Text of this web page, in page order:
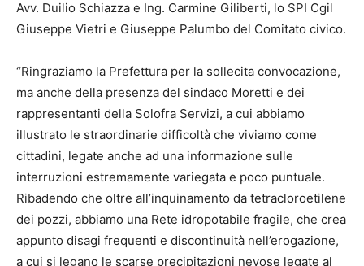
Avv. Duilio Schiazza e Ing. Carmine Giliberti, lo SPI Cgil
Giuseppe Vietri e Giuseppe Palumbo del Comitato civico.
“Ringraziamo la Prefettura per la sollecita convocazione,
ma anche della presenza del sindaco Moretti e dei
rappresentanti della Solofra Servizi, a cui abbiamo
illustrato le straordinarie difficoltà che viviamo come
cittadini, legate anche ad una informazione sulle
interruzioni estremamente variegata e poco puntuale.
Ribadendo che oltre all’inquinamento da tetracloroetilene
dei pozzi, abbiamo una Rete idropotabile fragile, che crea
appunto disagi frequenti e discontinuità nell’erogazione,
a cui si legano le scarse precipitazioni nevose legate al